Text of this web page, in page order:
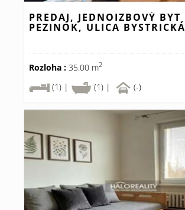
PREDAJ, JEDNOIZBOVÝ BYT
PEZINOK, ULICA BYSTRICKÁ
Rozloha : 35.00 m2
(1) |
(1) | (-)